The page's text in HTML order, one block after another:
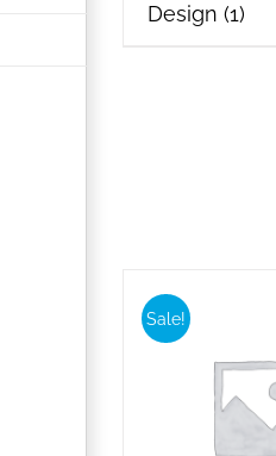
Design (1)
Sale!